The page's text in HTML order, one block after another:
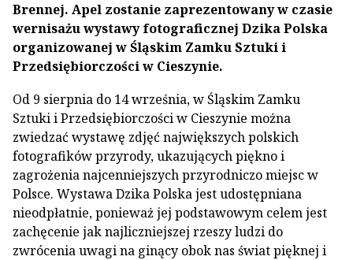
Brennej. Apel zostanie zaprezentowany w czasie
wernisażu wystawy fotograficznej Dzika Polska
organizowanej w Śląskim Zamku Sztuki i
Przedsiębiorczości w Cieszynie.
Od 9 sierpnia do 14 września, w Śląskim Zamku
Sztuki i Przedsiębiorczości w Cieszynie można
zwiedzać wystawę zdjęć największych polskich
fotografików przyrody, ukazujących piękno i
zagrożenia najcenniejszych przyrodniczo miejsc w
Polsce. Wystawa Dzika Polska jest udostępniana
nieodpłatnie, ponieważ jej podstawowym celem jest
zachęcenie jak najliczniejszej rzeszy ludzi do
zwrócenia uwagi na ginący obok nas świat pięknej i